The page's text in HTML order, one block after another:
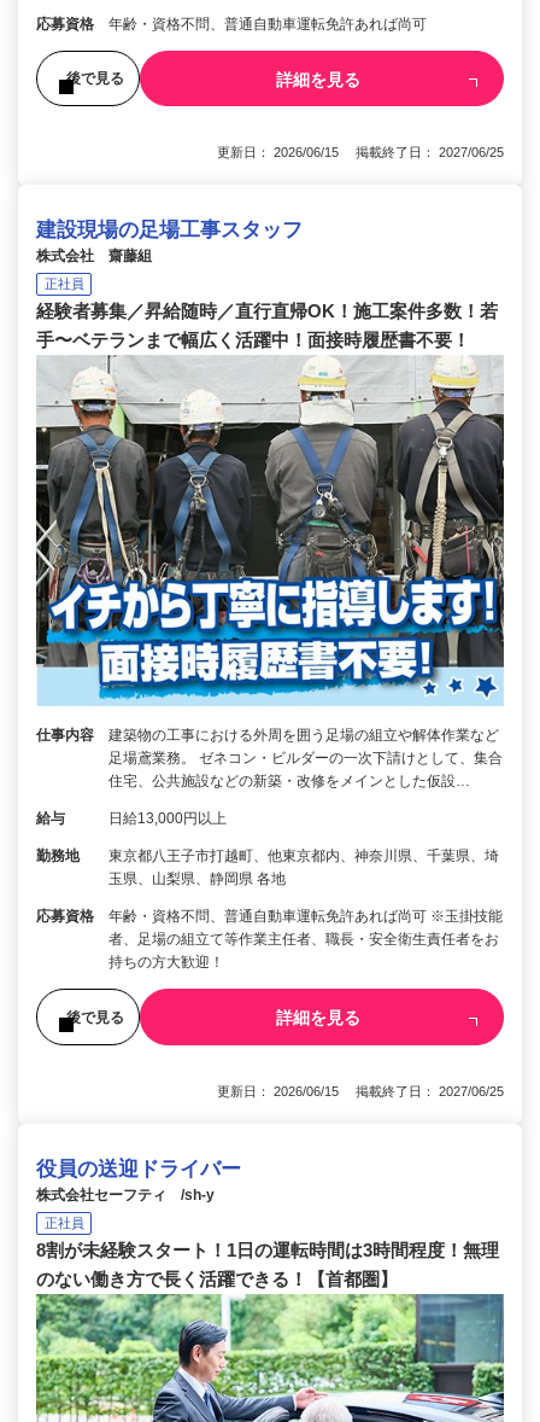
応募資格 年齢・資格不問、普通自動車運転免許あれば尚可
後で見る 詳細を見る
更新日： 2026/06/15 掲載終了日： 2027/06/25
建設現場の足場工事スタッフ
株式会社 齋藤組
正社員
経験者募集／昇給随時／直行直帰OK！施工案件多数！若
手〜ベテランまで幅広く活躍中！面接時履歴書不要！
仕事内容
建築物の工事における外周を囲う足場の組立や解体作業など
足場鳶業務。 ゼネコン・ビルダーの一次下請けとして、集合
住宅、公共施設などの新築・改修をメインとした仮設…
給与 日給13,000円以上
勤務地
東京都八王子市打越町、他東京都内、神奈川県、千葉県、埼
玉県、山梨県、静岡県 各地
応募資格
年齢・資格不問、普通自動車運転免許あれば尚可 ※玉掛技能
者、足場の組立て等作業主任者、職長・安全衛生責任者をお
持ちの方大歓迎！
後で見る 詳細を見る
更新日： 2026/06/15 掲載終了日： 2027/06/25
役員の送迎ドライバー
株式会社セーフティ /sh-y
正社員
8割が未経験スタート！1日の運転時間は3時間程度！無理
のない働き方で長く活躍できる！【首都圏】